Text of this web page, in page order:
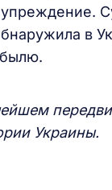
в
Украины.